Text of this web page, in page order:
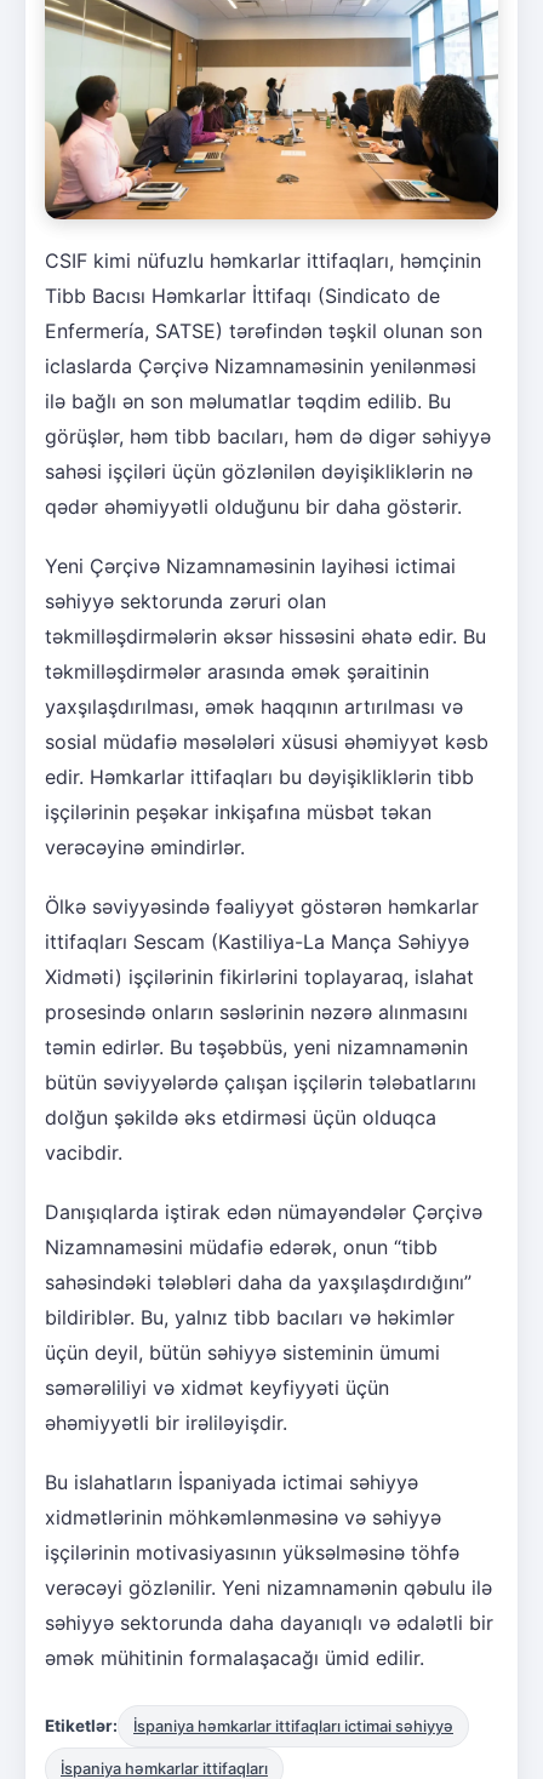
CSIF kimi nüfuzlu həmkarlar ittifaqları, həmçinin
Tibb Bacısı Həmkarlar İttifaqı (Sindicato de
Enfermería, SATSE) tərəfindən təşkil olunan son
iclaslarda Çərçivə Nizamnaməsinin yenilənməsi
ilə bağlı ən son məlumatlar təqdim edilib. Bu
görüşlər, həm tibb bacıları, həm də digər səhiyyə
sahəsi işçiləri üçün gözlənilən dəyişikliklərin nə
qədər əhəmiyyətli olduğunu bir daha göstərir.
Yeni Çərçivə Nizamnaməsinin layihəsi ictimai
səhiyyə sektorunda zəruri olan
təkmilləşdirmələrin əksər hissəsini əhatə edir. Bu
təkmilləşdirmələr arasında əmək şəraitinin
yaxşılaşdırılması, əmək haqqının artırılması və
sosial müdafiə məsələləri xüsusi əhəmiyyət kəsb
edir. Həmkarlar ittifaqları bu dəyişikliklərin tibb
işçilərinin peşəkar inkişafına müsbət təkan
verəcəyinə əmindirlər.
Ölkə səviyyəsində fəaliyyət göstərən həmkarlar
ittifaqları Sescam (Kastiliya-La Mança Səhiyyə
Xidməti) işçilərinin fikirlərini toplayaraq, islahat
prosesində onların səslərinin nəzərə alınmasını
təmin edirlər. Bu təşəbbüs, yeni nizamnamənin
bütün səviyyələrdə çalışan işçilərin tələbatlarını
dolğun şəkildə əks etdirməsi üçün olduqca
vacibdir.
Danışıqlarda iştirak edən nümayəndələr Çərçivə
Nizamnaməsini müdafiə edərək, onun “tibb
sahəsindəki tələbləri daha da yaxşılaşdırdığını”
bildiriblər. Bu, yalnız tibb bacıları və həkimlər
üçün deyil, bütün səhiyyə sisteminin ümumi
səmərəliliyi və xidmət keyfiyyəti üçün
əhəmiyyətli bir irəliləyişdir.
Bu islahatların İspaniyada ictimai səhiyyə
xidmətlərinin möhkəmlənməsinə və səhiyyə
işçilərinin motivasiyasının yüksəlməsinə töhfə
verəcəyi gözlənilir. Yeni nizamnamənin qəbulu ilə
səhiyyə sektorunda daha dayanıqlı və ədalətli bir
əmək mühitinin formalaşacağı ümid edilir.
Etiketlər: İspaniya həmkarlar ittifaqları ictimai səhiyyə
İspaniya həmkarlar ittifaqları